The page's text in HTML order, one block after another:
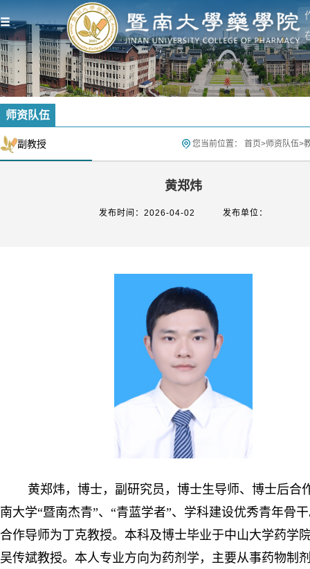
师资队伍
副教授 您当前位置： 首页>师资队伍>
黄郑炜
发布时间：2026-04-02 发布单位：
黄郑炜，博士，副研究员，博士生导师、博士后合
南大学“暨南杰青”、“青蓝学者”、学科建设优秀青年骨
合作导师为丁克教授。本科及博士毕业于中山大学药学
吴传斌教授。本人专业方向为药剂学，主要从事药物制